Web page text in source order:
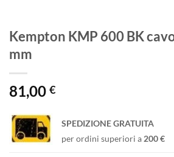
Kempton KMP 600 BK
mm
81,00 €
SPEDIZIONE GRATUITA
per ordini superiori a200 €